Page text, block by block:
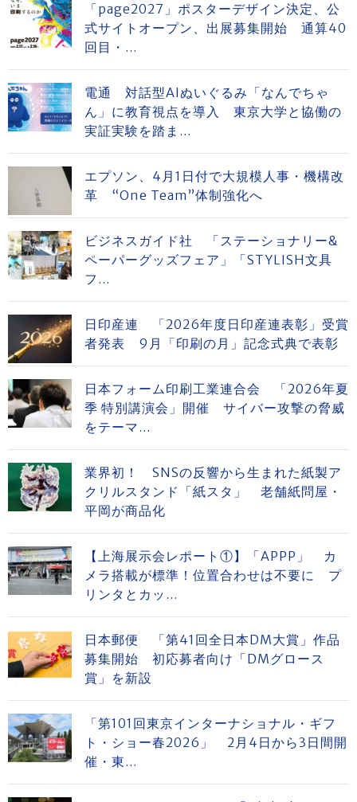
「page2027」ポスターデザイン決定、公
式サイトオープン、出展募集開始 通算40
回目・...
電通 対話型AIぬいぐるみ「なんでちゃ
ん」に教育視点を導入 東京大学と協働の
実証実験を踏ま...
エプソン、4月1日付で大規模人事・機構改
革 “One Team”体制強化へ
ビジネスガイド社 「ステーショナリー&
ペーパーグッズフェア」「STYLISH文具
フ...
日印産連 「2026年度日印産連表彰」受賞
者発表 9月「印刷の月」記念式典で表彰
日本フォーム印刷工業連合会 「2026年夏
季 特別講演会」開催 サイバー攻撃の脅威
をテーマ...
業界初！ SNSの反響から生まれた紙製ア
クリルスタンド「紙スタ」 老舗紙問屋・
平岡が商品化
【上海展示会レポート①】「APPP」 カ
メラ搭載が標準！位置合わせは不要に プ
リンタとカッ...
日本郵便 「第41回全日本DM大賞」作品
募集開始 初応募者向け「DMグロース
賞」を新設
「第101回東京インターナショナル・ギフ
ト・ショー春2026」 2月4日から3日間開
催・東...